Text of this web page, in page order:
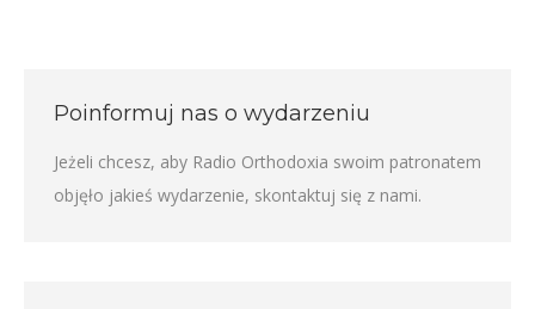
Poinformuj nas o wydarzeniu
Jeżeli chcesz, aby Radio Orthodoxia swoim patronatem
objęło jakieś wydarzenie, skontaktuj się z nami.